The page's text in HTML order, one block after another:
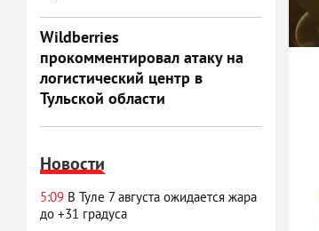
Wildberries
прокомментировал атаку на
логистический центр в
Тульской области
Новости
5:09 В Туле 7 августа ожидается жара
до +31 градуса